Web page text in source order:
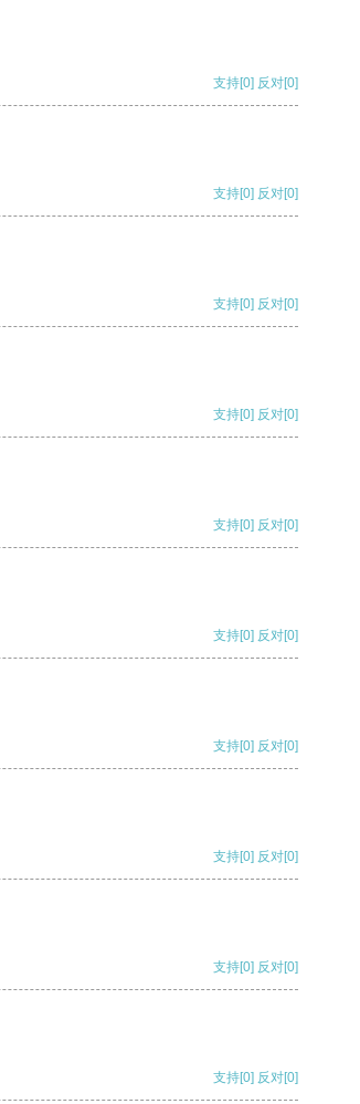
支持[0] 反对[0]
支持[0] 反对[0]
支持[0] 反对[0]
支持[0] 反对[0]
支持[0] 反对[0]
支持[0] 反对[0]
支持[0] 反对[0]
支持[0] 反对[0]
支持[0] 反对[0]
支持[0] 反对[0]